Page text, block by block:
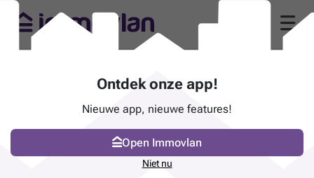
Roeselare)(pagina 6)
Armoedestraat 40 51 - 8800 Beveren-
Roeselare
BIV-nummer-
Ontdek onze app!
Nieuwe app, nieuwe features!
Open Immovlan
Niet nu